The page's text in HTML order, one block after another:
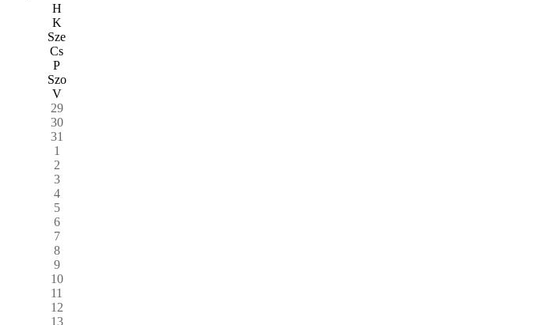
H
K
Sze
Cs
P
Szo
V
29
30
31
1
2
3
4
5
6
7
8
9
10
11
12
13